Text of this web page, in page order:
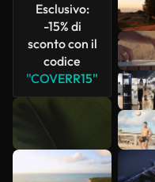
Esclusivo:
-15% di
sconto con il
codice
"COVERR15"